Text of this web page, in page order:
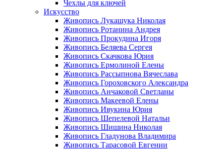
Чехлы для ключей
Искусство
Живопись Лукашука Николая
Живопись Ротанина Андрея
Живопись Прокудина Игоря
Живопись Беляева Сергея
Живопись Скачкова Юрия
Живопись Ермолиной Елены
Живопись Рассыпнова Вячеслава
Живопись Гороховского Александра
Живопись Анчаковой Светланы
Живопись Макеевой Елены
Живопись Ивукина Юрия
Живопись Шепелевой Натальи
Живопись Шишина Николая
Живопись Гладунова Владимира
Живопись Тарасовой Евгении